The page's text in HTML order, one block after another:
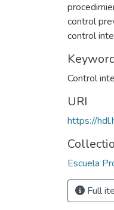
control
control
Control
URI
https://
Escuela
Full